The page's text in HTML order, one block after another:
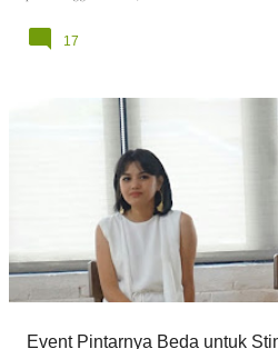
17
Event Pintarnya Beda untuk